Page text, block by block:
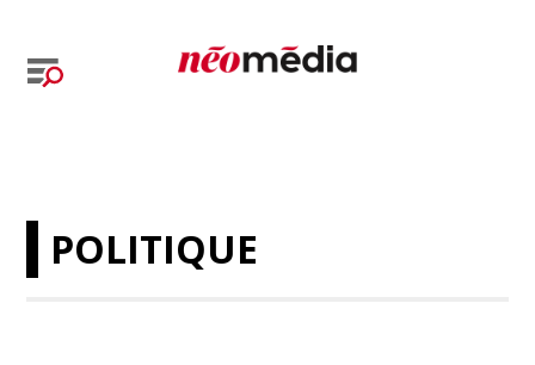
POLITIQUE